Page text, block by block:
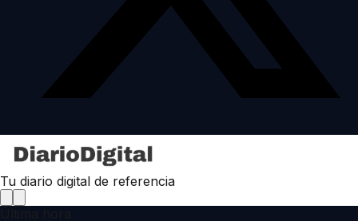
Tu diario digital de referencia